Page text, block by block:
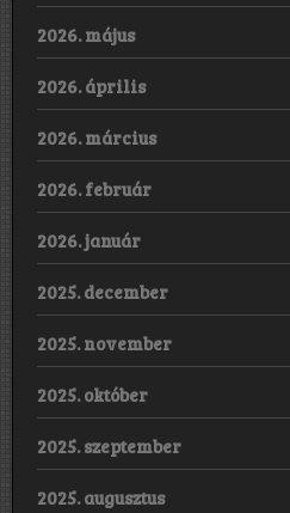
2026. május
2026. április
2026. március
2026. február
2026. január
2025. december
2025. november
2025. október
2025. szeptember
2025. augusztus